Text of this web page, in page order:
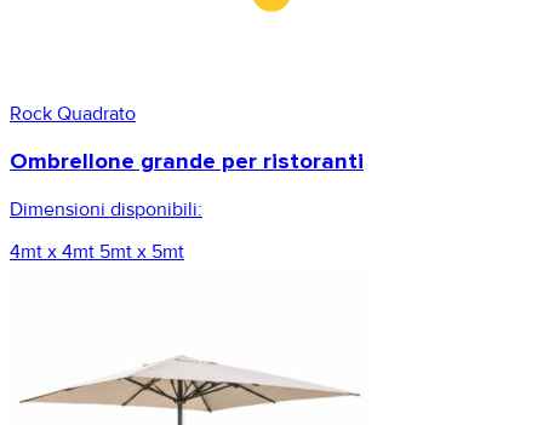
Rock Quadrato
Ombrellone grande per ristoranti
Dimensioni disponibili:
4mt x 4mt 5mt x 5mt